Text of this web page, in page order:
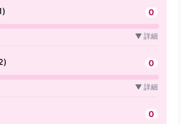
0
▼ 詳細
0
▼ 詳細
0